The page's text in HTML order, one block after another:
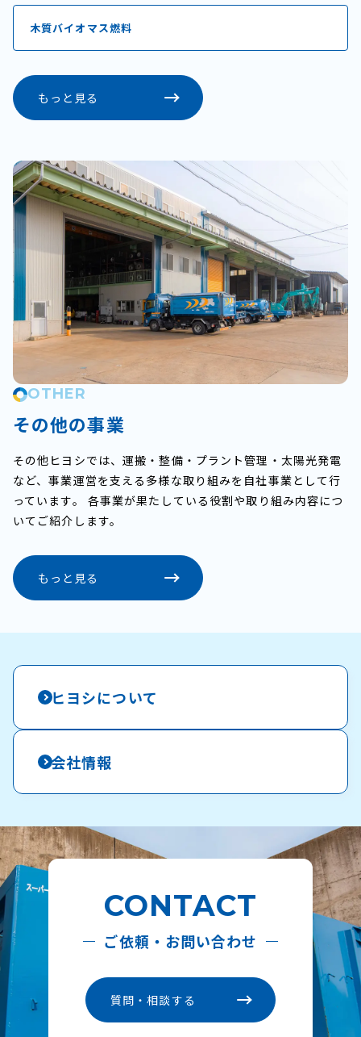
木質バイオマス燃料
もっと見る
OTHER
その他の事業
その他ヒヨシでは、運搬・整備・プラント管理・太陽光発電
など、事業運営を支える多様な取り組みを自社事業として行
っています。 各事業が果たしている役割や取り組み内容につ
いてご紹介します。
もっと見る
ヒヨシについて
会社情報
CONTACT
ご依頼・お問い合わせ
質問・相談する